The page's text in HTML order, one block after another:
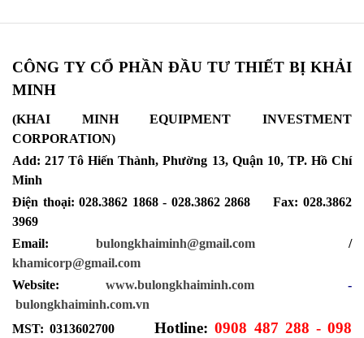
CÔNG TY CỔ PHẦN ĐẦU TƯ THIẾT BỊ KHẢI
MINH
(KHAI MINH EQUIPMENT INVESTMENT
CORPORATION)
Add: 217 Tô Hiến Thành, Phường 13, Quận 10, TP. Hồ Chí
Minh
Điện thoại: 028.3862 1868 - 028.3862 2868 Fax: 028.3862
3969
Email: bulongkhaiminh@gmail.com/
khamicorp@gmail.com
Website:
www.bulongkhaiminh.com
-
bulongkhaiminh.com.vn
MST: 0313602700
Hotline: 0908 487 288 - 098